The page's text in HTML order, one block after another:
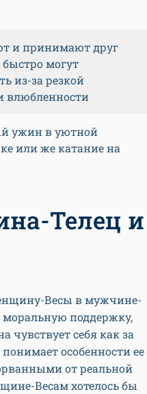
и принимают друг
быстро могут
из-за резкой
ужин в уютной
или же катание на
Телец и
Весы в мужчине-
моральную поддержку,
чувствует себя как за
особенности ее
от реальной
Весам хотелось бы